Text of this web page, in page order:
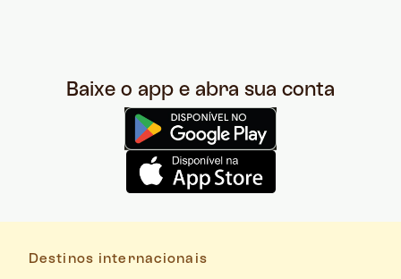
Baixe o app e abra sua conta
Destinos internacionais